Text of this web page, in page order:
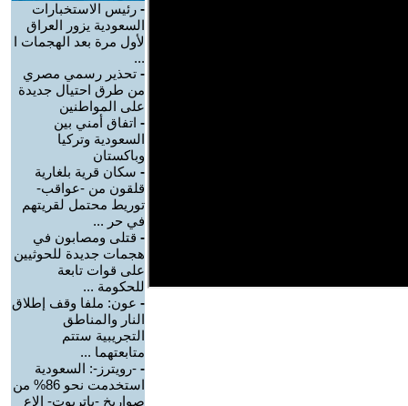
- رئيس الاستخبارات
السعودية يزور العراق
لأول مرة بعد الهجمات ا
...
- تحذير رسمي مصري
من طرق احتيال جديدة
على المواطنين
- اتفاق أمني بين
السعودية وتركيا
وباكستان
- سكان قرية بلغارية
قلقون من -عواقب-
توريط محتمل لقريتهم
في حر ...
- قتلى ومصابون في
هجمات جديدة للحوثيين
على قوات تابعة
للحكومة ...
- عون: ملفا وقف إطلاق
النار والمناطق
التجريبية ستتم
متابعتهما ...
- -رويترز-: السعودية
استخدمت نحو 86% من
صواريخ -باتريوت- الاع